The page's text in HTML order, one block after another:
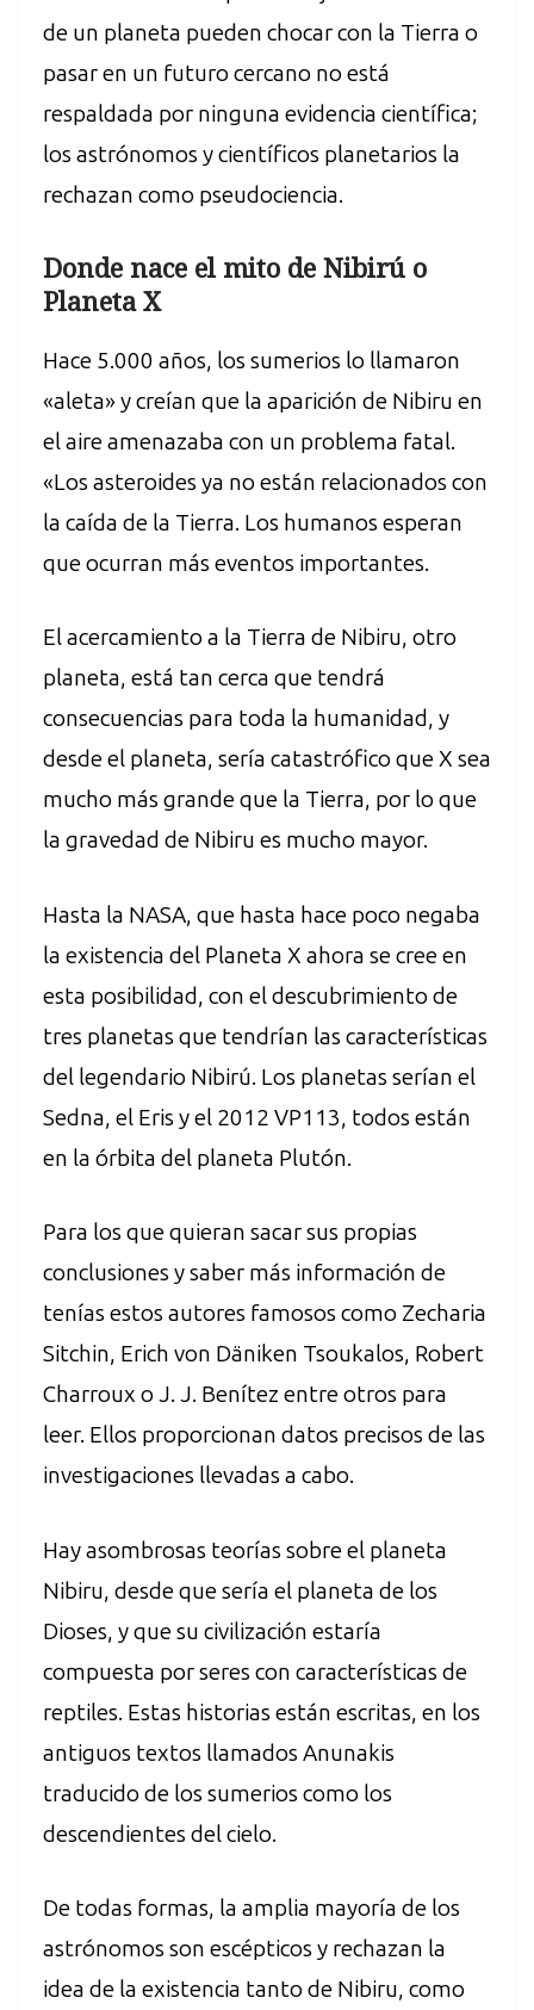
de un planeta pueden chocar con la Tierra o
pasar en un futuro cercano no está
respaldada por ninguna evidencia científica;
los astrónomos y científicos planetarios la
rechazan como pseudociencia.
Donde nace el mito de Nibirú o
Planeta X
Hace 5.000 años, los sumerios lo llamaron
«aleta» y creían que la aparición de Nibiru en
el aire amenazaba con un problema fatal.
«Los asteroides ya no están relacionados con
la caída de la Tierra. Los humanos esperan
que ocurran más eventos importantes.
El acercamiento a la Tierra de Nibiru, otro
planeta, está tan cerca que tendrá
consecuencias para toda la humanidad, y
desde el planeta, sería catastrófico que X sea
mucho más grande que la Tierra, por lo que
la gravedad de Nibiru es mucho mayor.
Hasta la NASA, que hasta hace poco negaba
la existencia del Planeta X ahora se cree en
esta posibilidad, con el descubrimiento de
tres planetas que tendrían las características
del legendario Nibirú. Los planetas serían el
Sedna, el Eris y el 2012 VP113, todos están
en la órbita del planeta Plutón.
Para los que quieran sacar sus propias
conclusiones y saber más información de
tenías estos autores famosos como Zecharia
Sitchin, Erich von Däniken Tsoukalos, Robert
Charroux o J. J. Benítez entre otros para
leer. Ellos proporcionan datos precisos de las
investigaciones llevadas a cabo.
Hay asombrosas teorías sobre el planeta
Nibiru, desde que sería el planeta de los
Dioses, y que su civilización estaría
compuesta por seres con características de
reptiles. Estas historias están escritas, en los
antiguos textos llamados Anunakis
traducido de los sumerios como los
descendientes del cielo.
De todas formas, la amplia mayoría de los
astrónomos son escépticos y rechazan la
idea de la existencia tanto de Nibiru, como